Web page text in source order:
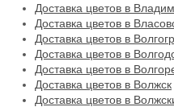
Доставка цветов в
Доставка цветов в
Доставка цветов в
Доставка цветов в
Доставка цветов в
Доставка цветов в Волжск
Доставка цветов в